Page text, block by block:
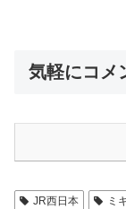
気軽にコメ
JR西日本 ミ